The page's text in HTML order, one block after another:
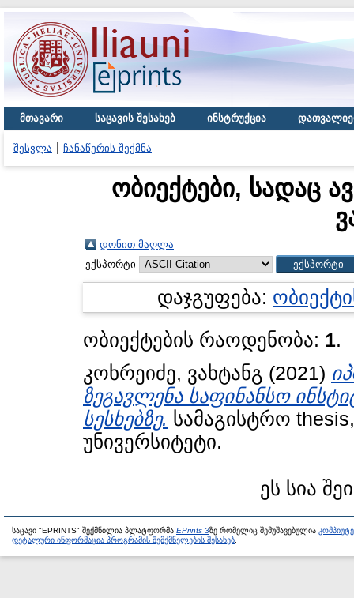
მთავარი საცავის შესახებ ინსტრუქცია
შესვლა ჩანაწერის შექმნა
ობიექტები, სადაც
დონით მაღლა
ექსპორტი
დაჯგუფება:
ობიექტების რაოდენობა: 1.
კოხრეიძე, ვახტანგ (2021)
ზეგავლენა საფინანსო
სესხებზე. სამაგისტრო
უნივერსიტეტი.
ეს სია
საცავი "EPRINTS" შექმნილია პლატფორმა EPrints 3ზე რომელიც შემუშავებულია
დეტალური ინფორმაცია პროგრამის შემქმნელების შესახებ